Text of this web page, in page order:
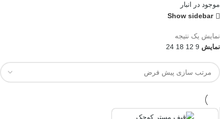
موجود در انبار
Show sidebar
نمایش یک نتیجه
نمایش 9
12
18
24